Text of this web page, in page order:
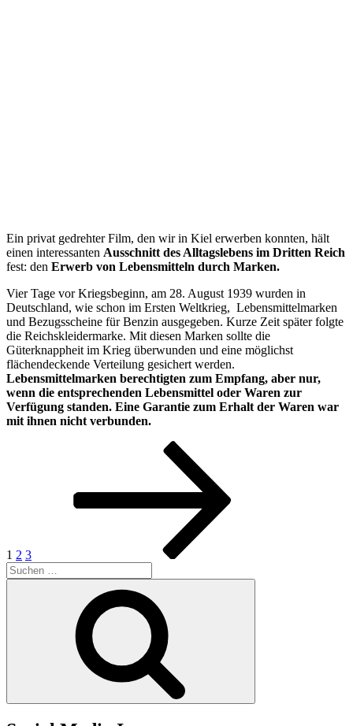
Ein privat gedrehter Film, den wir in Kiel erwerben konnten, hält
einen interessanten Ausschnitt des Alltagslebens im Dritten Reich
fest: den Erwerb von Lebensmitteln durch Marken.
Vier Tage vor Kriegsbeginn, am 28. August 1939 wurden in
Deutschland, wie schon im Ersten Weltkrieg, Lebensmittelmarken
und Bezugsscheine für Benzin ausgegeben. Kurze Zeit später folgte
die Reichskleidermarke. Mit diesen Marken sollte die
Güterknappheit im Krieg überwunden und eine möglichst
flächendeckende Verteilung gesichert werden.
Lebensmittelmarken berechtigten zum Empfang, aber nur,
wenn die entsprechenden Lebensmittel oder Waren zur
Verfügung standen. Eine Garantie zum Erhalt der Waren war
mit ihnen nicht verbunden.
Seitennummerierung
Beiträge
1 2 3
Suchen
nach: